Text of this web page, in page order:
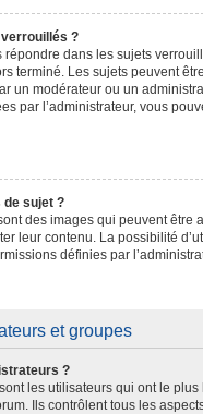
?
répondre dans les sujets
terminé. Les sujets peuvent
un modérateur ou un
par l’administrateur, vous
de sujet ?
des images qui peuvent être
leur contenu. La possibilité
définies par
et groupes
?
les utilisateurs qui ont le plus
Ils contrôlent tous les